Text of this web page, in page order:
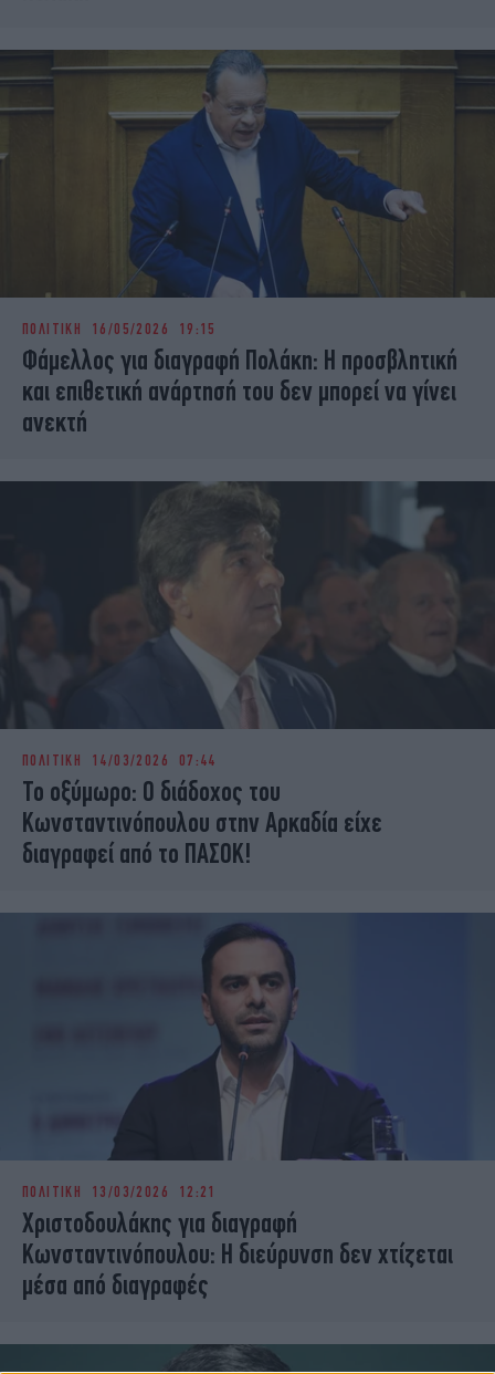
ΠΟΛΙΤΙΚΗ 16/05/2026 19:15
Φάμελλος για διαγραφή Πολάκη: Η προσβλητική
και επιθετική ανάρτησή του δεν μπορεί να γίνει
ανεκτή
ΠΟΛΙΤΙΚΗ 14/03/2026 07:44
Το οξύμωρο: Ο διάδοχος του
Κωνσταντινόπουλου στην Αρκαδία είχε
διαγραφεί από το ΠΑΣΟΚ!
ΠΟΛΙΤΙΚΗ 13/03/2026 12:21
Χριστοδουλάκης για διαγραφή
Κωνσταντινόπουλου: Η διεύρυνση δεν χτίζεται
μέσα από διαγραφές